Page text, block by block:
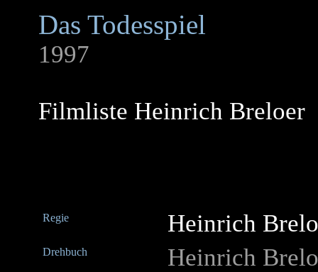
Das Todesspiel
1997
Filmliste Heinrich Breloer
Regie Heinrich
Drehbuch Heinrich